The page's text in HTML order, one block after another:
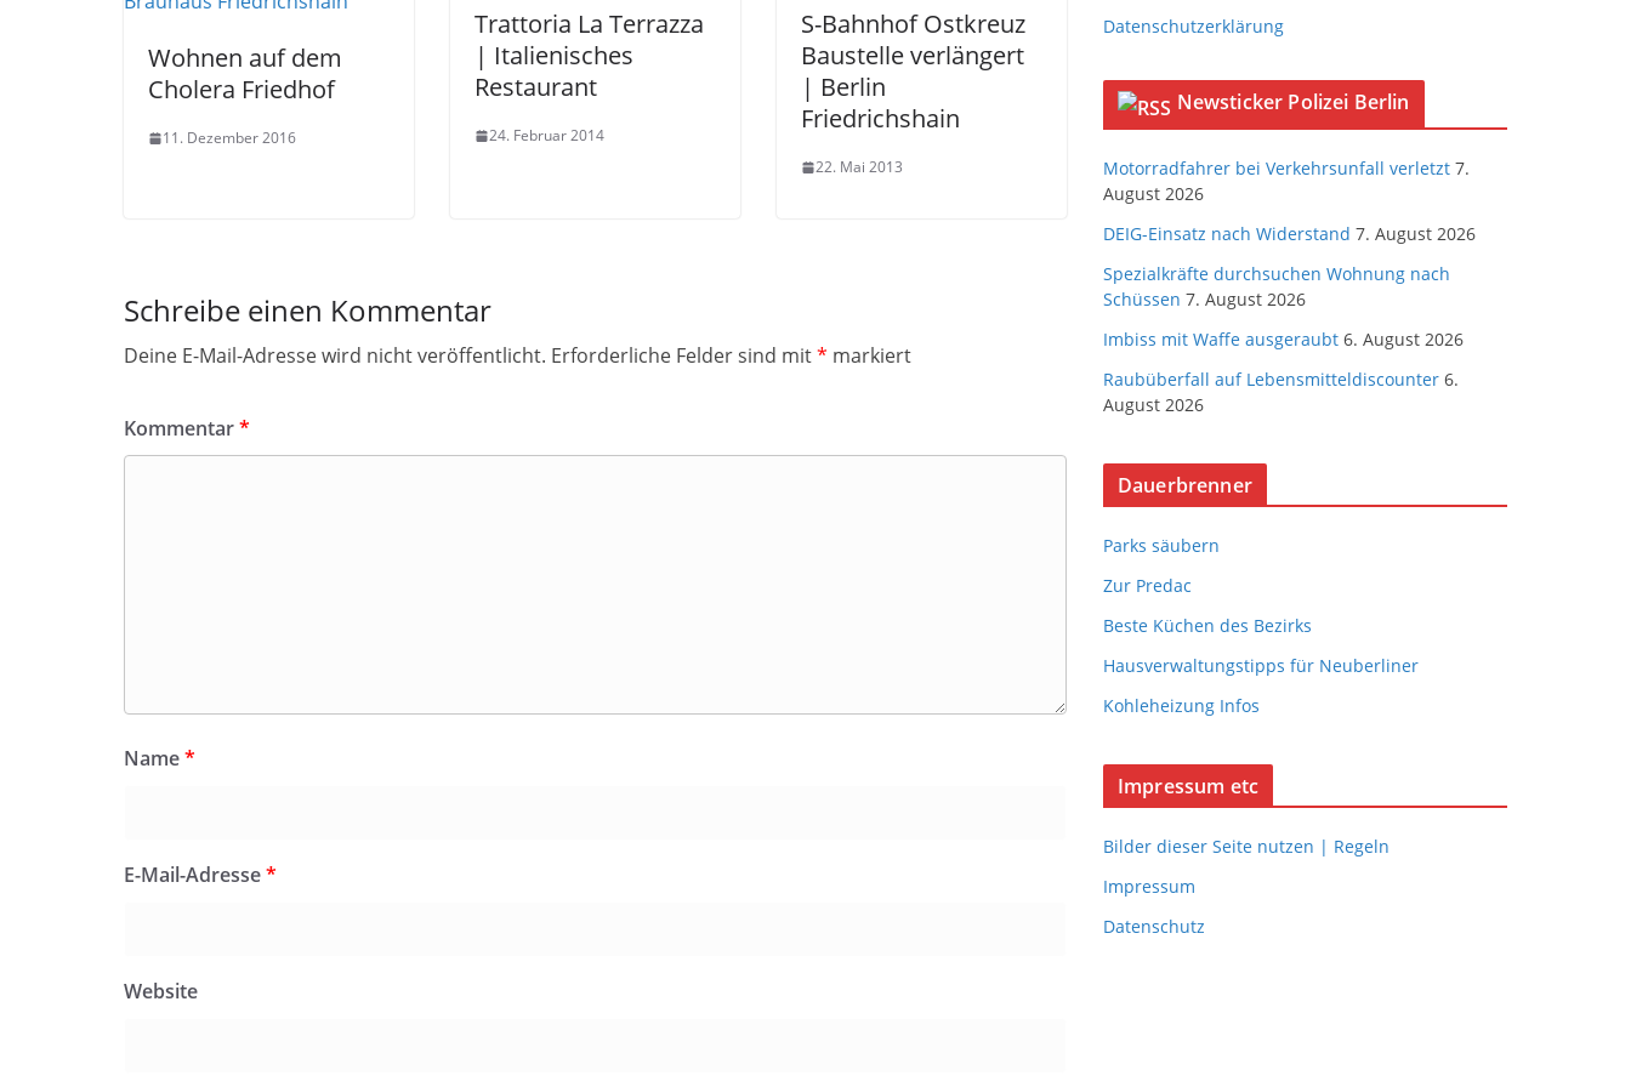
Wohnen auf dem
Cholera Friedhof
11. Dezember 2016
Trattoria La Terrazza
| Italienisches
Restaurant
24. Februar 2014
S-Bahnhof Ostkreuz
Baustelle verlängert
| Berlin
Friedrichshain
22. Mai 2013
Schreibe einen Kommentar
Deine E-Mail-Adresse wird nicht veröffentlicht. Erforderliche Felder sind mit* markiert
Kommentar*
Name*
E-Mail-Adresse*
Website
Datenschutzerklärung
Newsticker Polizei Berlin
Motorradfahrer bei Verkehrsunfall verletzt 7.
August 2026
DEIG-Einsatz nach Widerstand 7. August 2026
Spezialkräfte durchsuchen Wohnung nach
Schüssen 7. August 2026
Imbiss mit Waffe ausgeraubt 6. August 2026
Raubüberfall auf Lebensmitteldiscounter 6.
August 2026
Dauerbrenner
Parks säubern
Zur Predac
Beste Küchen des Bezirks
Hausverwaltungstipps für Neuberliner
Kohleheizung Infos
Impressum etc
Bilder dieser Seite nutzen | Regeln
Impressum
Datenschutz